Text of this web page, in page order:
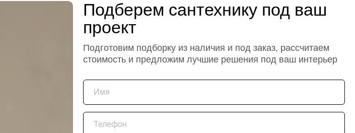
Подберем сантехнику под ваш
проект
Подготовим подборку из наличия и под заказ, рассчитаем
стоимость и предложим лучшие решения под ваш интерьер
Имя
Телефон